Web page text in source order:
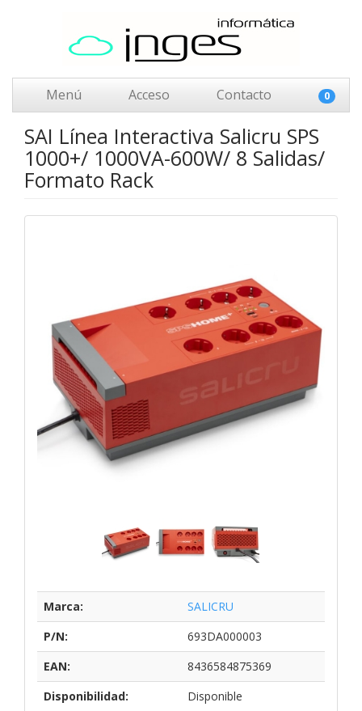
Menú Acceso Contacto 0
SAI Línea Interactiva Salicru SPS
1000+/ 1000VA-600W/ 8 Salidas/
Formato Rack
Marca:
SALICRU
P/N:
693DA000003
EAN:
8436584875369
Disponibilidad:
Disponible